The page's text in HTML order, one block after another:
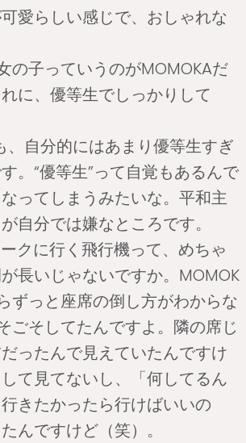
愛らしい感じで、おしゃれな
の子っていうのがMOMOKAだ
に、優等生でしっかりして
自分的にはあまり優等生すぎ
。“優等生”って自覚もあるんで
ってしまうみたいな。平和主
自分では嫌なところです。
クに行く飛行機って、めちゃ
長いじゃないですか。MOMOK
ずっと座席の倒し方がわからな
ごそしてたんですよ。隣の席じ
ったんで見えていたんですけ
て見てないし、「何してるん
きたかったら行けばいいの
んですけど（笑）。